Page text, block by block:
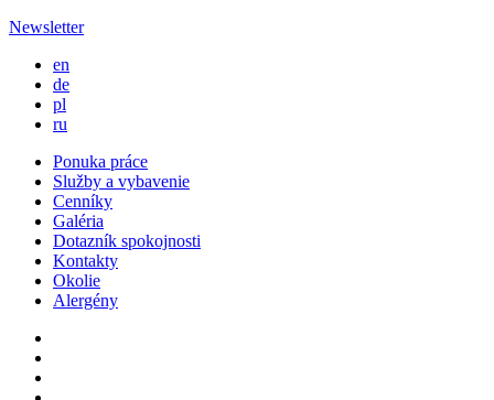
Newsletter
en
de
pl
ru
Ponuka práce
Služby a vybavenie
Cenníky
Galéria
Dotazník spokojnosti
Kontakty
Okolie
Alergény